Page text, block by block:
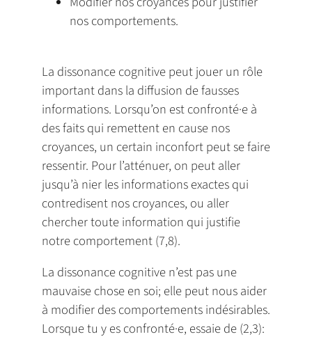
nos comportements.
La dissonance cognitive peut jouer un rôle
important dans la diffusion de fausses
informations. Lorsqu’on est confronté·e à
des faits qui remettent en cause nos
croyances, un certain inconfort peut se faire
ressentir. Pour l’atténuer, on peut aller
jusqu’à nier les informations exactes qui
contredisent nos croyances, ou aller
chercher toute information qui justifie
notre comportement (7,8).
La dissonance cognitive n’est pas une
mauvaise chose en soi; elle peut nous aider
à modifier des comportements indésirables.
Lorsque tu y es confronté·e, essaie de (2,3):